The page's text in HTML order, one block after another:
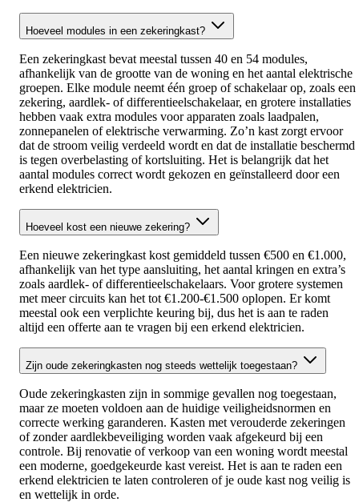
Hoeveel modules in een zekeringkast?
Een zekeringkast bevat meestal tussen 40 en 54 modules,
afhankelijk van de grootte van de woning en het aantal elektrische
groepen. Elke module neemt één groep of schakelaar op, zoals een
zekering, aardlek- of differentieelschakelaar, en grotere installaties
hebben vaak extra modules voor apparaten zoals laadpalen,
zonnepanelen of elektrische verwarming. Zo’n kast zorgt ervoor
dat de stroom veilig verdeeld wordt en dat de installatie beschermd
is tegen overbelasting of kortsluiting. Het is belangrijk dat het
aantal modules correct wordt gekozen en geïnstalleerd door een
erkend elektricien.
Hoeveel kost een nieuwe zekering?
Een nieuwe zekeringkast kost gemiddeld tussen €500 en €1.000,
afhankelijk van het type aansluiting, het aantal kringen en extra’s
zoals aardlek- of differentieelschakelaars. Voor grotere systemen
met meer circuits kan het tot €1.200‑€1.500 oplopen. Er komt
meestal ook een verplichte keuring bij, dus het is aan te raden
altijd een offerte aan te vragen bij een erkend elektricien.
Zijn oude zekeringkasten nog steeds wettelijk toegestaan?
Oude zekeringkasten zijn in sommige gevallen nog toegestaan,
maar ze moeten voldoen aan de huidige veiligheidsnormen en
correcte werking garanderen. Kasten met verouderde zekeringen
of zonder aardlekbeveiliging worden vaak afgekeurd bij een
controle. Bij renovatie of verkoop van een woning wordt meestal
een moderne, goedgekeurde kast vereist. Het is aan te raden een
erkend elektricien te laten controleren of je oude kast nog veilig is
en wettelijk in orde.